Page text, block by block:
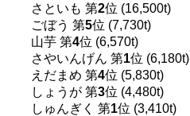
さといも 第2位 (16,500t)
ごぼう 第5位 (7,730t)
山芋 第4位 (6,570t)
さやいんげん 第1位 (6,180t)
えだまめ 第4位 (5,830t)
しょうが 第3位 (4,480t)
しゅんぎく 第1位 (3,410t)